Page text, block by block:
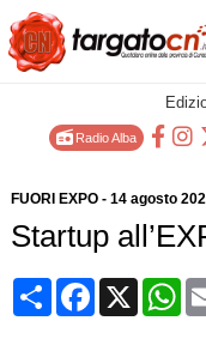
Radio Alba
FUORI EXPO- 14 agosto
Startup
CondividiFacebook
X